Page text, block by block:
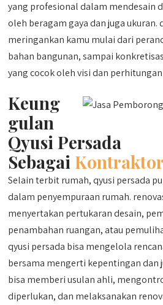
yang profesional dalam mendesain
oleh beragam gaya dan juga ukuran.
meringankan kamu mulai dari
bahan bangunan, sampai
yang cocok oleh visi dan perhitungan
Keung
gulan
Qyusi Persada
Sebagai
Selain terbit rumah, qyusi persada
dalam penyempuraan rumah.
menyertakan pertukaran desain,
penambahan ruangan, atau
qyusi persada bisa mengelola
bersama mengerti kepentingan dan
bisa memberi usulan ahli,
diperlukan, dan melaksanakan